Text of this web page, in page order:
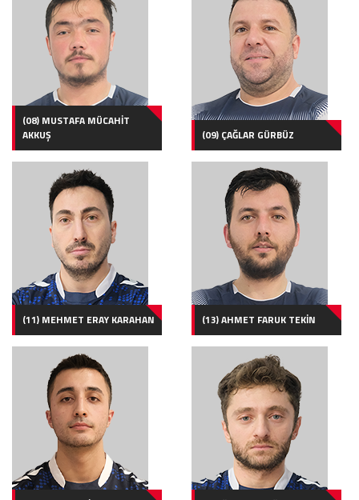
(08) MUSTAFA MÜCAHİT
AKKUŞ
(09) ÇAĞLAR GÜRBÜZ
(11) MEHMET ERAY KARAHAN (13) AHMET FARUK TEKİN